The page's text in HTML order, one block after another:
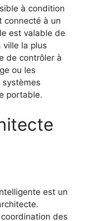
à condition
connecté à un
est valable de
ville la plus
de contrôler à
ou les
portable.
est un
des